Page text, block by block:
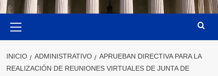
primario
INICIO ADMINISTRATIVO
APRUEBAN DIRECTIVA PARA LA
REALIZACIÓN DE REUNIONES VIRTUALES DE JUNTA DE